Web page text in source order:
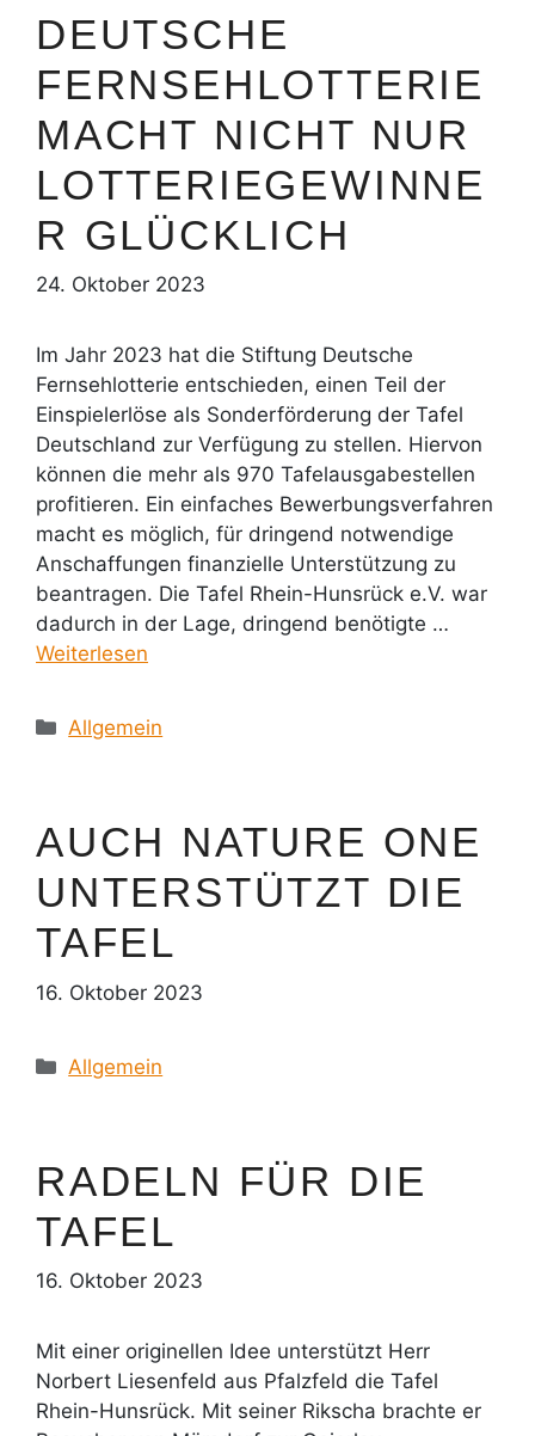
DEUTSCHE
FERNSEHLOTTERIE
MACHT NICHT NUR
LOTTERIEGEWINNE
R GLÜCKLICH
24. Oktober 2023
Im Jahr 2023 hat die Stiftung Deutsche
Fernsehlotterie entschieden, einen Teil der
Einspielerlöse als Sonderförderung der Tafel
Deutschland zur Verfügung zu stellen. Hiervon
können die mehr als 970 Tafelausgabestellen
profitieren. Ein einfaches Bewerbungsverfahren
macht es möglich, für dringend notwendige
Anschaffungen finanzielle Unterstützung zu
beantragen. Die Tafel Rhein-Hunsrück e.V. war
dadurch in der Lage, dringend benötigte …
Weiterlesen
Kategorien
Allgemein
AUCH NATURE ONE
UNTERSTÜTZT DIE
TAFEL
16. Oktober 2023
Kategorien
Allgemein
RADELN FÜR DIE
TAFEL
16. Oktober 2023
Mit einer originellen Idee unterstützt Herr
Norbert Liesenfeld aus Pfalzfeld die Tafel
Rhein-Hunsrück. Mit seiner Rikscha brachte er